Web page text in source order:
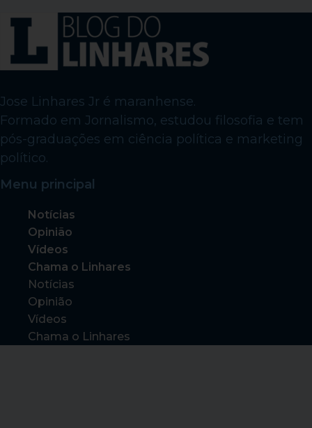
Jose Linhares Jr é maranhense.
Formado em Jornalismo, estudou filosofia e tem
pós-graduações em ciência política e marketing
político.
Menu principal
Notícias
Opinião
Vídeos
Chama o Linhares
Notícias
Opinião
Vídeos
Chama o Linhares